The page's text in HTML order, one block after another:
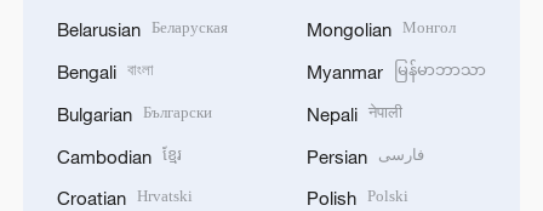
Belarusian Беларуская
Bengali বাংলা
Bulgarian Български
Cambodian ខ្មែរ
Croatian Hrvatski
Mongolian Монгол
Myanmar မြန်မာဘာသာ
Nepali नेपाली
Persian فارسی
Polish Polski